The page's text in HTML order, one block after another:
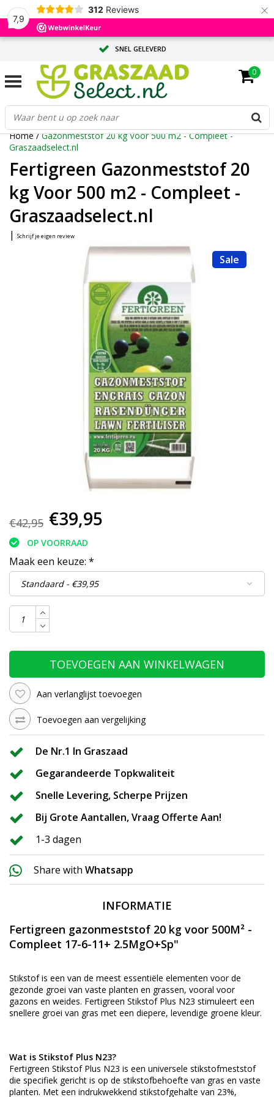
7,9
312 Reviews ×
SNEL GELEVERD
ADVIES OP MAAT DOOR ONZE EXPERTS
GROTE HOEVEELHEID? VRAAG EEN OFFERTE AAN
0
Home/Gazonmeststof 20 kg Voor 500 m2 - Compleet -
Graszaadselect.nl
Fertigreen Gazonmeststof 20
kg Voor 500 m2 - Compleet -
Graszaadselect.nl
| Schrijf je eigen review
Sale
€42,95 €39,95
OP VOORRAAD
Maak een keuze: *
TOEVOEGEN AAN WINKELWAGEN
Aan verlanglijst toevoegen
Toevoegen aan vergelijking
De Nr.1 In Graszaad
Gegarandeerde Topkwaliteit
Snelle Levering, Scherpe Prijzen
Bij Grote Aantallen, Vraag Offerte Aan!
1-3 dagen
Share with Whatsapp
INFORMATIE
Fertigreen gazonmeststof 20 kg voor 500M² -
Compleet 17-6-11+ 2.5MgO+Sp"
Stikstof is een van de meest essentiële elementen voor de
gezonde groei van vaste planten en grassen, vooral voor
gazons en weides. Fertigreen Stikstof Plus N23 stimuleert een
snellere groei van gras met een diepere, levendige groene kleur.
Wat is Stikstof Plus N23?
Fertigreen Stikstof Plus N23 is een universele stikstofmeststof
die specifiek gericht is op de stikstofbehoefte van gras en vaste
planten. Met een indrukwekkend stikstofgehalte van 23%,